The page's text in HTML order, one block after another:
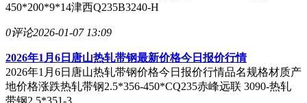
450*200*9*14津西Q235B3240-H
0评论2026-01-07 13:09
2026年1月6日唐山热轧带钢最新价格今日报价行情
2026年1月6日唐山热轧带钢价格今日报价行情品名规格材质产
地价格涨跌热轧带钢2.5*356-450*CQ235赤峰远联 3090-热轧
带钢2.5*351-3